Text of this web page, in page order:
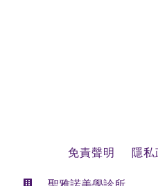
聖雅諾美學診所
免責聲明 隱私